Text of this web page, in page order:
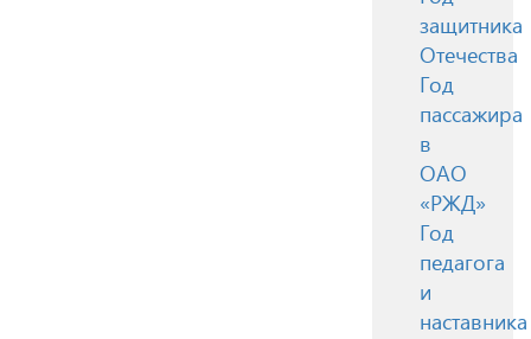
защитника
Отечества
Год
пассажира
в
ОАО
«РЖД»
Год
педагога
и
наставника